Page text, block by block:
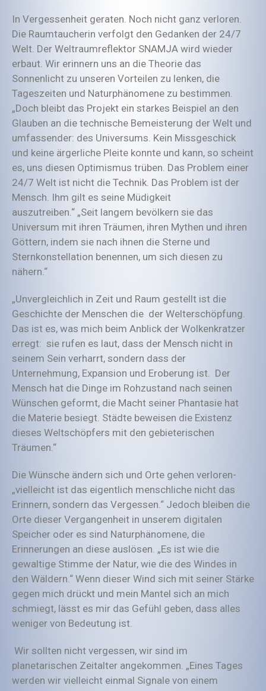
In Vergessenheit geraten. Noch nicht ganz verloren.
Die Raumtaucherin verfolgt den Gedanken der 24/7
Welt. Der Weltraumreflektor SNAMJA wird wieder
erbaut. Wir erinnern uns an die Theorie das
Sonnenlicht zu unseren Vorteilen zu lenken, die
Tageszeiten und Naturphänomene zu bestimmen.
„Doch bleibt das Projekt ein starkes Beispiel an den
Glauben an die technische Bemeisterung der Welt und
umfassender: des Universums. Kein Missgeschick
und keine ärgerliche Pleite konnte und kann, so scheint
es, uns diesen Optimismus trüben. Das Problem einer
24/7 Welt ist nicht die Technik. Das Problem ist der
Mensch. Ihm gilt es seine Müdigkeit
auszutreiben.“ „Seit langem bevölkern sie das
Universum mit ihren Träumen, ihren Mythen und ihren
Göttern, indem sie nach ihnen die Sterne und
Sternkonstellation benennen, um sich diesen zu
nähern.“
„Unvergleichlich in Zeit und Raum gestellt ist die
Geschichte der Menschen die der Welterschöpfung.
Das ist es, was mich beim Anblick der Wolkenkratzer
erregt: sie rufen es laut, dass der Mensch nicht in
seinem Sein verharrt, sondern dass der
Unternehmung, Expansion und Eroberung ist. Der
Mensch hat die Dinge im Rohzustand nach seinen
Wünschen geformt, die Macht seiner Phantasie hat
die Materie besiegt. Städte beweisen die Existenz
dieses Weltschöpfers mit den gebieterischen
Träumen.“
Die Wünsche ändern sich und Orte gehen verloren-
„vielleicht ist das eigentlich menschliche nicht das
Erinnern, sondern das Vergessen.“ Jedoch bleiben die
Orte dieser Vergangenheit in unserem digitalen
Speicher oder es sind Naturphänomene, die
Erinnerungen an diese auslösen. „Es ist wie die
gewaltige Stimme der Natur, wie die des Windes in
den Wäldern.“ Wenn dieser Wind sich mit seiner Stärke
gegen mich drückt und mein Mantel sich an mich
schmiegt, lässt es mir das Gefühl geben, dass alles
weniger von Bedeutung ist.
Wir sollten nicht vergessen, wir sind im
planetarischen Zeitalter angekommen. „Eines Tages
werden wir vielleicht einmal Signale von einem